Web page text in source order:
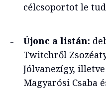
célcsoportot le
Újonc a listán:
Twitchről
Jólvanezígy,
Magyarósi Csaba